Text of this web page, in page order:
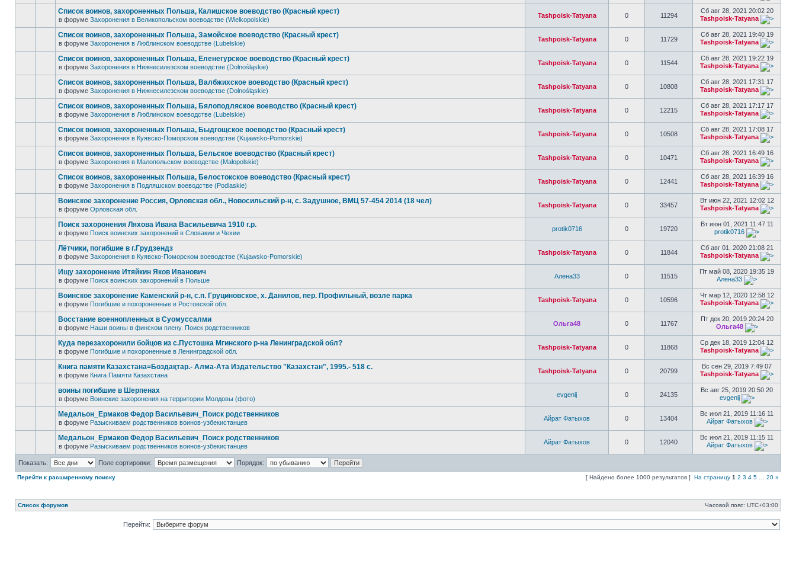
Список воинов, захороненных Польша, Калишское воеводство (Красный крест)
в форуме Захоронения в Великопольском воеводстве (Wielkopolskie)
Tashpoisk-Tatyana 0 11294
Сб авг 28, 2021 20:02 20
Tashpoisk-Tatyana
Список воинов, захороненных Польша, Замойское воеводство (Красный крест)
в форуме Захоронения в Люблинском воеводстве (Lubelskie)
Tashpoisk-Tatyana 0 11729
Сб авг 28, 2021 19:40 19
Tashpoisk-Tatyana
Список воинов, захороненных Польша, Еленегурское воеводство (Красный крест)
в форуме Захоронения в Нижнесилезском воеводстве (Dolnośląskie)
Tashpoisk-Tatyana 0 11544
Сб авг 28, 2021 19:22 19
Tashpoisk-Tatyana
Список воинов, захороненных Польша, Валбжихское воеводство (Красный крест)
в форуме Захоронения в Нижнесилезском воеводстве (Dolnośląskie)
Tashpoisk-Tatyana 0 10808
Сб авг 28, 2021 17:31 17
Tashpoisk-Tatyana
Список воинов, захороненных Польша, Бялоподляское воеводство (Красный крест)
в форуме Захоронения в Люблинском воеводстве (Lubelskie)
Tashpoisk-Tatyana 0 12215
Сб авг 28, 2021 17:17 17
Tashpoisk-Tatyana
Список воинов, захороненных Польша, Быдгощское воеводство (Красный крест)
в форуме Захоронения в Куявско-Поморском воеводстве (Kujawsko-Pomorskie)
Tashpoisk-Tatyana 0 10508
Сб авг 28, 2021 17:08 17
Tashpoisk-Tatyana
Список воинов, захороненных Польша, Бельское воеводство (Красный крест)
в форуме Захоронения в Малопольском воеводстве (Małopolskie)
Tashpoisk-Tatyana 0 10471
Сб авг 28, 2021 16:49 16
Tashpoisk-Tatyana
Список воинов, захороненных Польша, Белостокское воеводство (Красный крест)
в форуме Захоронения в Подляшском воеводстве (Podlaskie)
Tashpoisk-Tatyana 0 12441
Сб авг 28, 2021 16:39 16
Tashpoisk-Tatyana
Воинское захоронение Россия, Орловская обл., Новосильский р-н, с. Задушное, ВМЦ 57-454 2014 (18 чел)
в форуме Орловская обл.
Tashpoisk-Tatyana 0 33457
Вт июн 22, 2021 12:02 12
Tashpoisk-Tatyana
Поиск захоронения Ляхова Ивана Васильевича 1910 г.р.
в форуме Поиск воинских захоронений в Словакии и Чехии
protik0716 0 19720
Вт июн 01, 2021 11:47 11
protik0716
Лётчики, погибшие в г.Грудзендз
в форуме Захоронения в Куявско-Поморском воеводстве (Kujawsko-Pomorskie)
Tashpoisk-Tatyana 0 11844
Сб авг 01, 2020 21:08 21
Tashpoisk-Tatyana
Ищу захоронение Итяйкин Яков Иванович
в форуме Поиск воинских захоронений в Польше
Алена33 0 11515
Пт май 08, 2020 19:35 19
Алена33
Воинское захоронение Каменский р-н, с.п. Груциновское, х. Данилов, пер. Профильный, возле парка
в форуме Погибшие и похороненные в Ростовской обл.
Tashpoisk-Tatyana 0 10596
Чт мар 12, 2020 12:58 12
Tashpoisk-Tatyana
Восстание военнопленных в Суомуссалми
в форуме Наши воины в финском плену. Поиск родственников
Ольга48 0 11767
Пт дек 20, 2019 20:24 20
Ольга48
Куда перезахоронили бойцов из с.Пустошка Мгинского р-на Ленинградской обл?
в форуме Погибшие и похороненные в Ленинградской обл.
Tashpoisk-Tatyana 0 11868
Ср дек 18, 2019 12:04 12
Tashpoisk-Tatyana
Книга памяти Казахстана=Боздақтар.- Алма-Ата Издательство "Казахстан", 1995.- 518 с.
в форуме Книга Памяти Казахстана
Tashpoisk-Tatyana 0 20799
Вс сен 29, 2019 7:49 07
Tashpoisk-Tatyana
воины погибшие в Шерпенах
в форуме Воинские захоронения на территории Молдовы (фото)
evgenij 0 24135
Вс авг 25, 2019 20:50 20
evgenij
Медальон_Ермаков Федор Васильевич_Поиск родственников
в форуме Разыскиваем родственников воинов-узбекистанцев
Айрат Фатыхов 0 13404
Вс июл 21, 2019 11:16 11
Айрат Фатыхов
Медальон_Ермаков Федор Васильевич_Поиск родственников
в форуме Разыскиваем родственников воинов-узбекистанцев
Айрат Фатыхов 0 12040
Вс июл 21, 2019 11:15 11
Айрат Фатыхов
Показать: Поле сортировки: Порядок:
Перейти к расширенному поиску [ Найдено более 1000 результатов ] На страницу 1 2 3 4 5 20 »
Список форумов Часовой пояс: UTC+03:00
Перейти: